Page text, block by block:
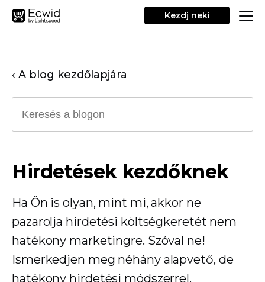
Kezdj neki
‹ A blog kezdőlapjára
Hirdetések kezdőknek
Ha Ön is olyan, mint mi, akkor ne
pazarolja hirdetési költségkeretét nem
hatékony marketingre. Szóval ne!
Ismerkedjen meg néhány alapvető, de
hatékony hirdetési módszerrel.